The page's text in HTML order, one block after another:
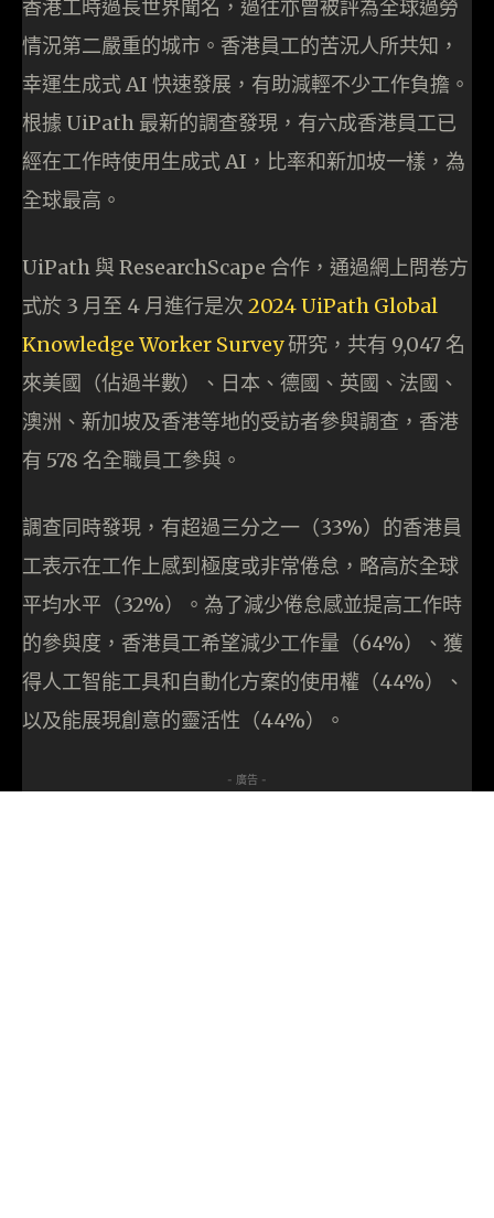
香港工時過長世界聞名，過往亦曾被評為全球過勞
情況第二嚴重的城市。香港員工的苦況人所共知，
幸運生成式 AI 快速發展，有助減輕不少工作負擔。
根據 UiPath 最新的調查發現，有六成香港員工已
經在工作時使用生成式 AI，比率和新加坡一樣，為
全球最高。
UiPath 與 ResearchScape 合作，通過網上問卷方
式於 3 月至 4 月進行是次 2024 UiPath Global
Knowledge Worker Survey研究，共有 9,047 名
來美國（佔過半數）、日本、德國、英國、法國、
澳洲、新加坡及香港等地的受訪者參與調查，香港
有 578 名全職員工參與。
調查同時發現，有超過三分之一（33%）的香港員
工表示在工作上感到極度或非常倦怠，略高於全球
平均水平（32%）。為了減少倦怠感並提高工作時
的參與度，香港員工希望減少工作量（64%）、獲
得人工智能工具和自動化方案的使用權（44%）、
以及能展現創意的靈活性（44%）。
- 廣告 -